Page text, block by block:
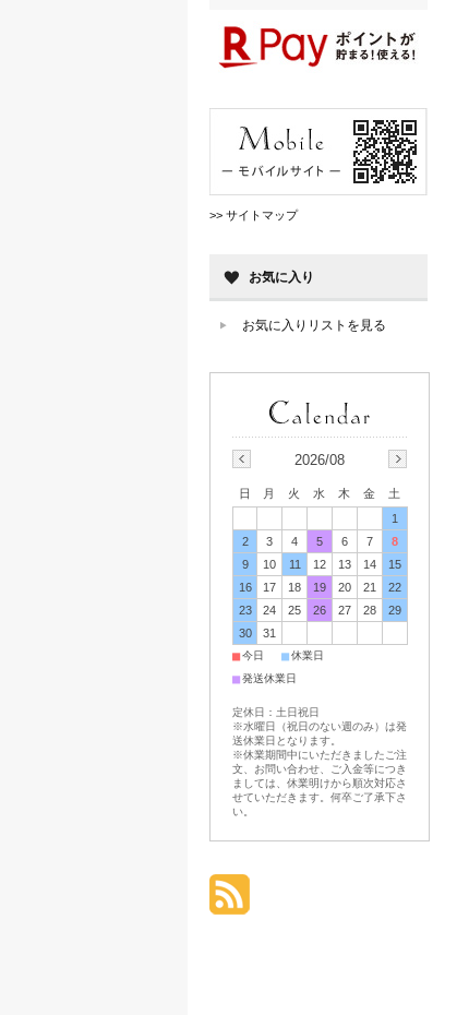
>> サイトマップ
お気に入り
お気に入りリストを見る
2026/08
日 月 火 水 木 金
土
1
2
3 4 5 6 7
8
9
10 11 12 13 14
15
16
17 18 19 20 21
22
23
24 25 26 27 28
29
30
31
■今日 ■休業日
■発送休業日
定休日：土日祝日
※水曜日（祝日のない週のみ）は発
送休業日となります。
※休業期間中にいただきましたご注
文、お問い合わせ、ご入金等につき
ましては、休業明けから順次対応さ
せていただきます。何卒ご了承下さ
い。